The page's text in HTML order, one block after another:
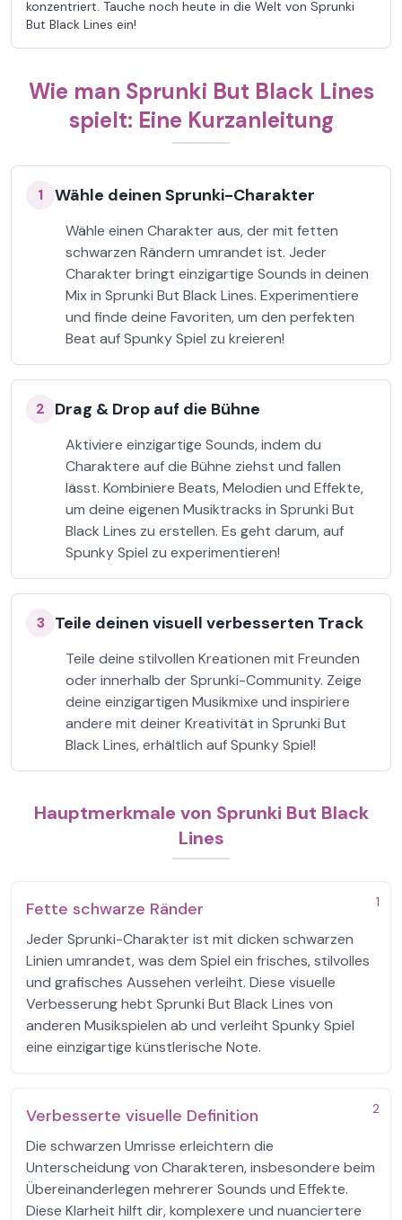
konzentriert. Tauche noch heute in die Welt von Sprunki
But Black Lines ein!
Wie man Sprunki But Black Lines
spielt: Eine Kurzanleitung
1 Wähle deinen Sprunki-Charakter
Wähle einen Charakter aus, der mit fetten
schwarzen Rändern umrandet ist. Jeder
Charakter bringt einzigartige Sounds in deinen
Mix in Sprunki But Black Lines. Experimentiere
und finde deine Favoriten, um den perfekten
Beat auf Spunky Spiel zu kreieren!
2 Drag & Drop auf die Bühne
Aktiviere einzigartige Sounds, indem du
Charaktere auf die Bühne ziehst und fallen
lässt. Kombiniere Beats, Melodien und Effekte,
um deine eigenen Musiktracks in Sprunki But
Black Lines zu erstellen. Es geht darum, auf
Spunky Spiel zu experimentieren!
3 Teile deinen visuell verbesserten Track
Teile deine stilvollen Kreationen mit Freunden
oder innerhalb der Sprunki-Community. Zeige
deine einzigartigen Musikmixe und inspiriere
andere mit deiner Kreativität in Sprunki But
Black Lines, erhältlich auf Spunky Spiel!
Hauptmerkmale von Sprunki But Black
Lines
1
Fette schwarze Ränder
Jeder Sprunki-Charakter ist mit dicken schwarzen
Linien umrandet, was dem Spiel ein frisches, stilvolles
und grafisches Aussehen verleiht. Diese visuelle
Verbesserung hebt Sprunki But Black Lines von
anderen Musikspielen ab und verleiht Spunky Spiel
eine einzigartige künstlerische Note.
2
Verbesserte visuelle Definition
Die schwarzen Umrisse erleichtern die
Unterscheidung von Charakteren, insbesondere beim
Übereinanderlegen mehrerer Sounds und Effekte.
Diese Klarheit hilft dir, komplexere und nuanciertere